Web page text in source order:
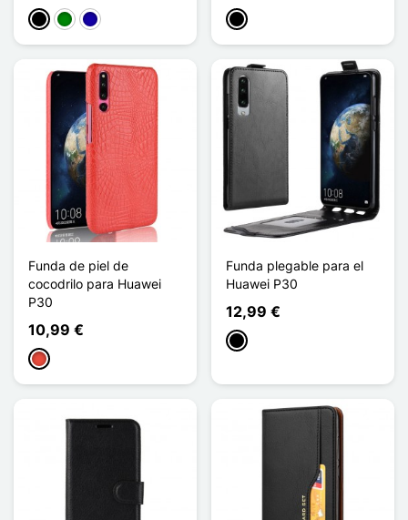
NegroVerdeAzul oscuro Negro
Funda de piel de
cocodrilo para Huawei
P30
10,99 €
Rojo
Funda plegable para el
Huawei P30
12,99 €
Negro